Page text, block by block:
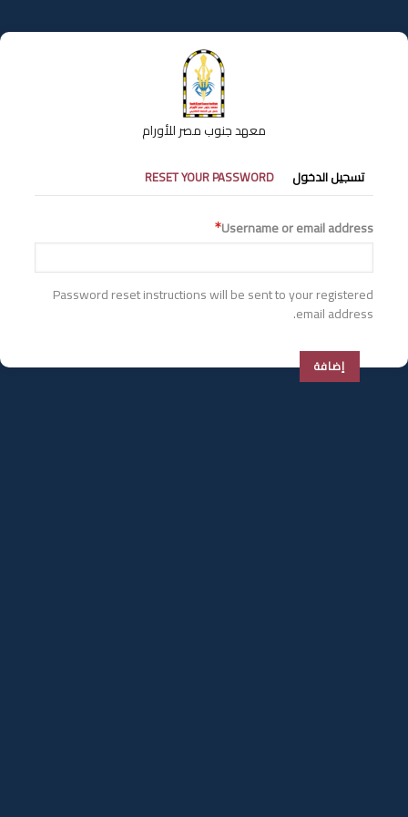
إلى
المحتوى
معهد جنوب مصر للأورام
التبويبات
الأساسية
تسجيل الدخول RESET YOUR PASSWORD
Username or email address
Password reset instructions will be sent to your registered
email address.